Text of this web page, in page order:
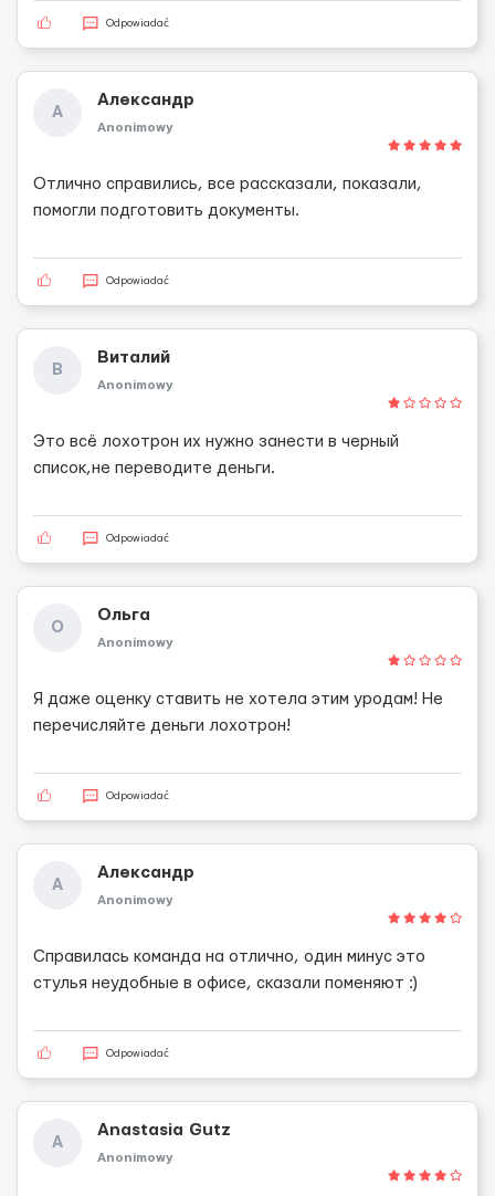
Odpowiadać
А
Александр
Anonimowy
Отлично справились, все рассказали, показали,
помогли подготовить документы.
Odpowiadać
В
Виталий
Anonimowy
Это всё лохотрон их нужно занести в черный
список,не переводите деньги.
Odpowiadać
О
Ольга
Anonimowy
Я даже оценку ставить не хотела этим уродам! Не
перечисляйте деньги лохотрон!
Odpowiadać
А
Александр
Anonimowy
Справилась команда на отлично, один минус это
стулья неудобные в офисе, сказали поменяют :)
Odpowiadać
A
Anastasia Gutz
Anonimowy